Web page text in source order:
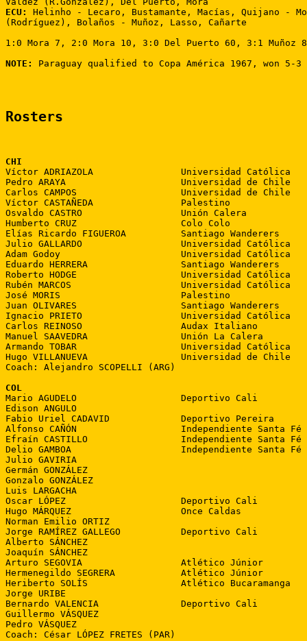
ECU:
Helinho - Lecaro, Bustamante, Macías, Quijano -
(Rodríguez), Bolaños - Muñoz, Lasso, Cañarte
1:0 Mora 7, 2:0 Mora 10, 3:0 Del Puerto 60, 3:1 Muñoz
NOTE:
Paraguay qualified to Copa América 1967, won 5-3
Rosters
CHI
Víctor ADRIAZOLA                Universidad Católica
Pedro ARAYA                     Universidad de Chile
Carlos CAMPOS                   Universidad de Chile
Víctor CASTAÑEDA                Palestino
Osvaldo CASTRO                  Unión Calera
Humberto CRUZ                   Colo Colo
Elías Ricardo FIGUEROA          Santiago Wanderers
Julio GALLARDO                  Universidad Católica
Adam Godoy                      Universidad Católica
Eduardo HERRERA                 Santiago Wanderers
Roberto HODGE                   Universidad Católica
Rubén MARCOS                    Universidad Católica
José MORIS                      Palestino
Juan OLIVARES                   Santiago Wanderers
Ignacio PRIETO                  Universidad Católica
Carlos REINOSO                  Audax Italiano
Manuel SAAVEDRA                 Unión La Calera
Armando TOBAR                   Universidad Católica
Hugo VILLANUEVA                 Universidad de Chile
Coach: Alejandro SCOPELLI (ARG)
COL
Mario AGUDELO                   Deportivo Cali
Edison ANGULO
Fabio Uriel CADAVID             Deportivo Pereira
Alfonso CAÑÓN                   Independiente Santa Fé
Efraín CASTILLO                 Independiente Santa Fé
Delio GAMBOA                    Independiente Santa Fé
Julio GAVIRIA
Germán GONZÁLEZ
Gonzalo GONZÁLEZ
Luis LARGACHA
Oscar LÓPEZ                     Deportivo Cali
Hugo MÁRQUEZ                    Once Caldas
Norman Emilio ORTIZ
Jorge RAMÍREZ GALLEGO           Deportivo Cali
Alberto SÁNCHEZ
Joaquín SÁNCHEZ
Arturo SEGOVIA                  Atlético Júnior
Hermenegildo SEGRERA            Atlético Júnior
Heriberto SOLÍS                 Atlético Bucaramanga
Jorge URIBE
Bernardo VALENCIA               Deportivo Cali
Guillermo VÁSQUEZ
Pedro VÁSQUEZ
Coach: César LÓPEZ FRETES (PAR)